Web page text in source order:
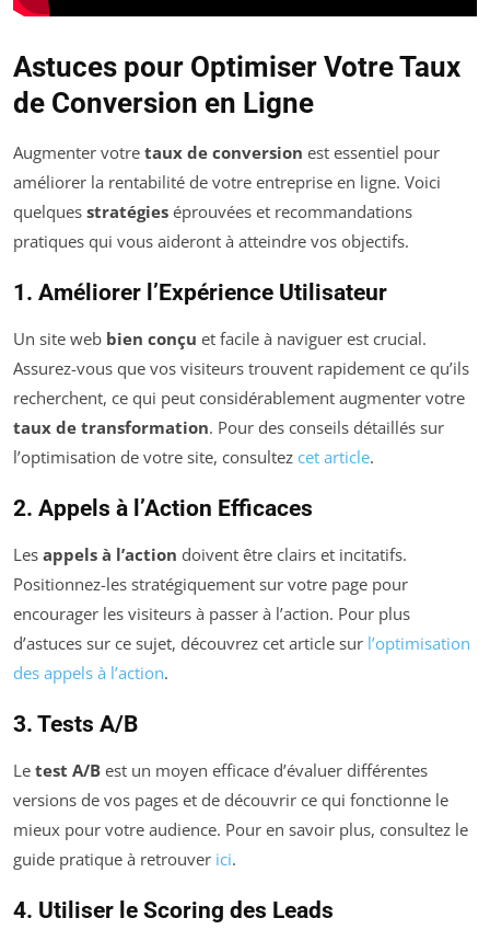
Astuces pour Optimiser Votre Taux
de Conversion en Ligne
Augmenter votre taux de conversion est essentiel pour
améliorer la rentabilité de votre entreprise en ligne. Voici
quelques stratégies éprouvées et recommandations
pratiques qui vous aideront à atteindre vos objectifs.
1. Améliorer l’Expérience Utilisateur
Un site web bien conçu et facile à naviguer est crucial.
Assurez-vous que vos visiteurs trouvent rapidement ce qu’ils
recherchent, ce qui peut considérablement augmenter votre
taux de transformation. Pour des conseils détaillés sur
l’optimisation de votre site, consultez cet article.
2. Appels à l’Action Efficaces
Les appels à l’action doivent être clairs et incitatifs.
Positionnez-les stratégiquement sur votre page pour
encourager les visiteurs à passer à l’action. Pour plus
d’astuces sur ce sujet, découvrez cet article sur l’optimisation
des appels à l’action.
3. Tests A/B
Le test A/B est un moyen efficace d’évaluer différentes
versions de vos pages et de découvrir ce qui fonctionne le
mieux pour votre audience. Pour en savoir plus, consultez le
guide pratique à retrouver ici.
4. Utiliser le Scoring des Leads